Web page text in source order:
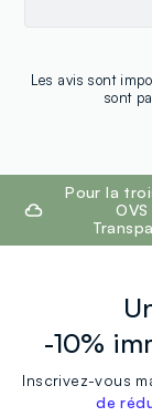
Les avis sont
sont
footer.ariatitle
Pour la
-10%
Inscrivez-vous
de